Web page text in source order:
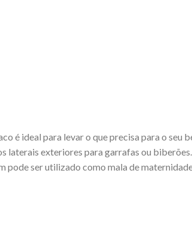
é ideal para levar o que precisa para o
laterais exteriores para garrafas ou
pode ser utilizado como mala de